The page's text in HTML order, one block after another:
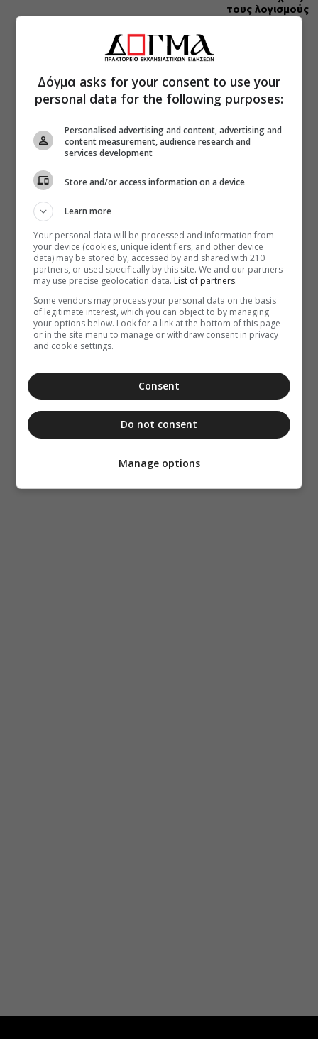
τους λογισμούς
Δόγμα asks for your consent to use your
personal data for the following purposes:
Personalised advertising and content, advertising and
content measurement, audience research and
services development
Store and/or access information on a device
Learn more
Your personal data will be processed and information from
your device (cookies, unique identifiers, and other device
data) may be stored by, accessed by and shared with 210
partners, or used specifically by this site. We and our partners
may use precise geolocation data. List of partners.
Some vendors may process your personal data on the basis
of legitimate interest, which you can object to by managing
your options below. Look for a link at the bottom of this page
or in the site menu to manage or withdraw consent in privacy
and cookie settings.
Consent
Do not consent
Manage options